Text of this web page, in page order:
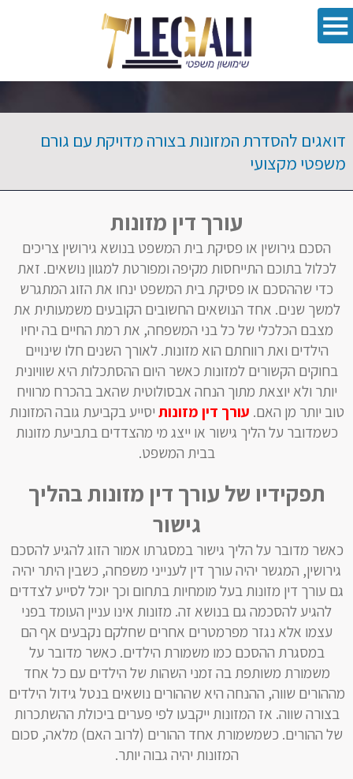
דואגים להסדרת המזונות בצורה מדויקת עם גורם
משפטי מקצועי
עורך דין מזונות
הסכם גירושין או פסיקת בית המשפט בנושא גירושין צריכים
לכלול בתוכם התייחסות מקיפה ומפורטת למגוון נושאים. זאת
כדי שההסכם או פסיקת בית המשפט ינחו את הזוג המתגרש
למשך שנים. אחד הנושאים החשובים הקובעים משמעותית את
מצבם הכלכלי של כל בני המשפחה, את רמת החיים בה יחיו
הילדים ואת רווחתם הוא מזונות. לאורך השנים חלו שינויים
בחוקים הקשורים למזונות כאשר היום ההסתכלות היא שוויונית
יותר ולא יוצאת מתוך הנחה אבסולוטית שהאב בהכרח מרוויח
טוב יותר מן האם. עורך דין מזונות יסייע בקביעת גובה המזונות
כשמדובר על הליך גישור או ייצג מי מהצדדים בתביעת מזונות
בבית המשפט.
תפקידיו של עורך דין מזונות בהליך
גישור
כאשר מדובר על הליך גישור במסגרתו אמור הזוג להגיע להסכם
גירושין, המגשר יהיה עורך דין לענייני משפחה, כשבין היתר יהיה
גם עורך דין מזונות בעל מומחיות בתחום וכך יוכל לסייע לצדדים
להגיע להסכמה גם בנושא זה. מזונות אינו עניין העומד בפני
עצמו אלא נגזר מפרמטרים אחרים שחלקם נקבעים אף הם
במסגרת ההסכם כמו משמורת הילדים. כאשר מדובר על
משמורת משותפת בה זמני השהות של הילדים עם כל אחד
מההורים שווה, ההנחה היא שההורים נושאים בנטל גידול הילדים
בצורה שווה. אז המזונות ייקבעו לפי פערים ביכולת ההשתכרות
של ההורים. כשמשמורת אחד ההורים (לרוב האם) מלאה, סכום
המזונות יהיה גבוה יותר.